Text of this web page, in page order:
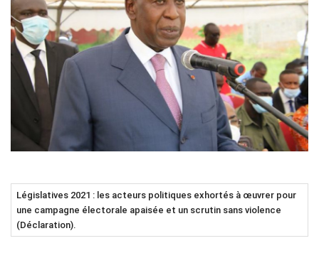
Législatives 2021 : les acteurs politiques exhortés à œuvrer pour
une campagne électorale apaisée et un scrutin sans violence
(Déclaration).